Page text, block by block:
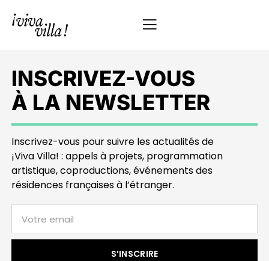
INSCRIVEZ-VOUS
À LA NEWSLETTER
Inscrivez-vous pour suivre les actualités de
¡Viva Villa! : appels à projets, programmation
artistique, coproductions, événements des
résidences françaises à l’étranger.
S’INSCRIRE